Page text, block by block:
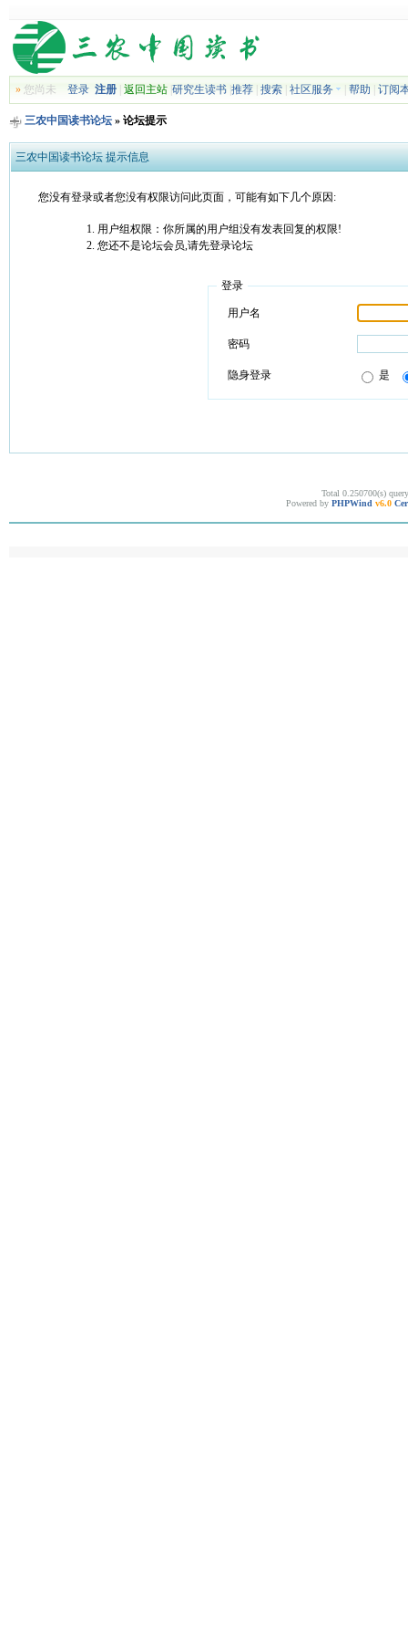
»您尚未 登录 注册| 返回主站| 研究生读书| 推荐| 搜索| 社区服务 帮助 订阅
三农中国读书论坛» 论坛提示
三农中国读书论坛 提示信息
您没有登录或者您没有权限访问此页面，可能有如下几个原因:
用户组权限：你所属的用户组没有发表回复的权限!
您还不是论坛会员,请先登录论坛
登录
用户名
密码
隐身登录 是
Total 0.250700(s)
Powered by PHPWind v6.0